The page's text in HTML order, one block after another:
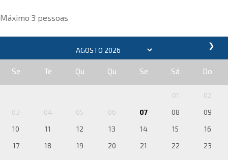
Máximo 3 pessoas
❯
Se Te Qu Qu Se Sá Do
01
02
03
04 05 06 07 08
09
10
11 12 13 14 15
16
17
18 19 20 21 22
23